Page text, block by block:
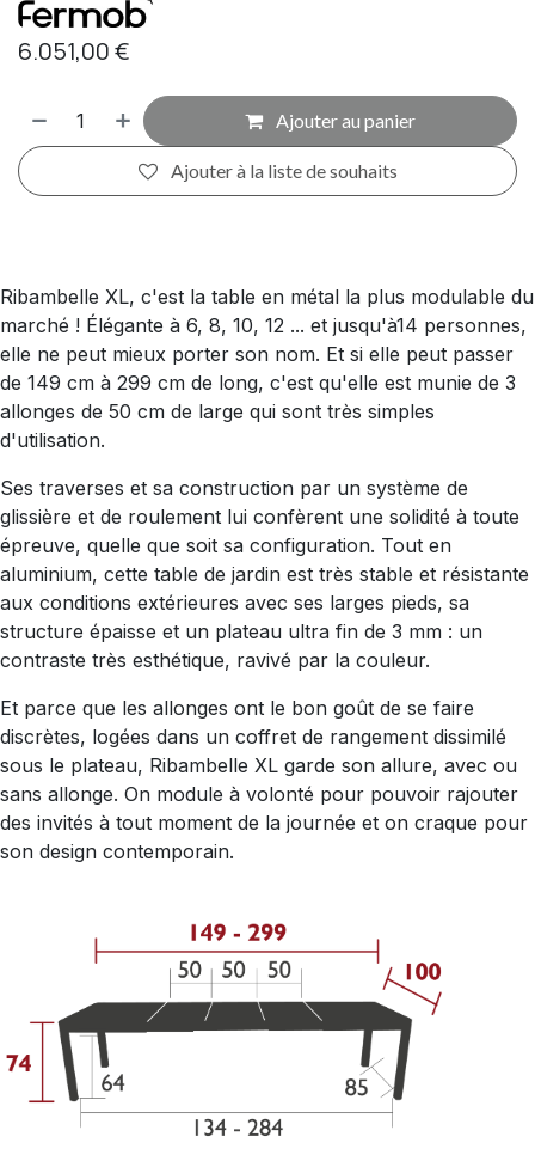
6.051,00€
Ajouter au panier
Ajouter à la liste de souhaits
Ribambelle XL, c'est la table en métal la plus modulable du
marché ! Élégante à 6, 8, 10, 12 ... et jusqu'à14 personnes,
elle ne peut mieux porter son nom. Et si elle peut passer
de 149 cm à 299 cm de long, c'est qu'elle est munie de 3
allonges de 50 cm de large qui sont très simples
d'utilisation.
Ses traverses et sa construction par un système de
glissière et de roulement lui confèrent une solidité à toute
épreuve, quelle que soit sa configuration. Tout en
aluminium, cette table de jardin est très stable et résistante
aux conditions extérieures avec ses larges pieds, sa
structure épaisse et un plateau ultra fin de 3 mm : un
contraste très esthétique, ravivé par la couleur.
Et parce que les allonges ont le bon goût de se faire
discrètes, logées dans un coffret de rangement dissimilé
sous le plateau, Ribambelle XL garde son allure, avec ou
sans allonge. On module à volonté pour pouvoir rajouter
des invités à tout moment de la journée et on craque pour
son design contemporain.